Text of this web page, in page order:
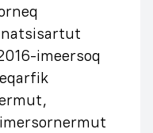
imeersoq